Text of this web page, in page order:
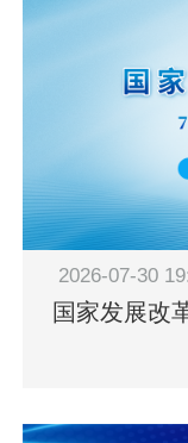
2026-07-30
国家发展改